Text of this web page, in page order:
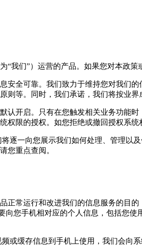
为“我们”）运营的产品。如果您对本政
安全可靠。我们致力于维持您对我们
则等。同时，我们承诺，我们将按业
认开启。只有在您触发相关业务功能
权限的授权。如您拒绝或撤回授权系
逐一向您展示我们如何处理、管理以
您重点查阅。
正常运行和改进我们的信息服务的目
向您手机相对应的个人信息，包括您使
或缓存信息到手机上使用，我们会向